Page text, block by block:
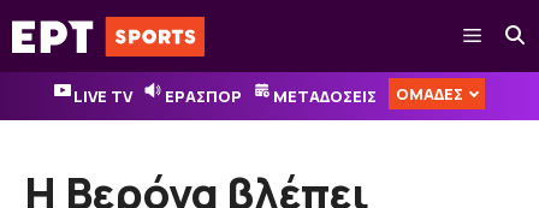
Μετάβαση
σε
περιεχόμενο
Μενού
LIVE TV ΕΡΑΣΠΟΡ ΜΕΤΑΔΟΣΕΙΣ ΟΜΑΔΕΣ
Η Βερόνα βλέπει